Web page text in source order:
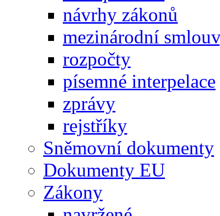
návrhy zákonů
mezinárodní
rozpočty
písemné interpelace
zprávy
rejstříky
Sněmovní dokumenty
Dokumenty EU
Zákony